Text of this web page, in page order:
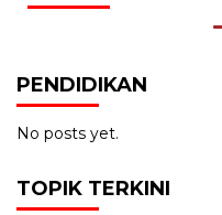
PENDIDIKAN
No posts yet.
TOPIK TERKINI